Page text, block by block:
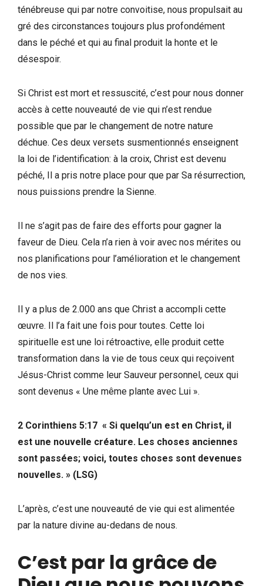
ténébreuse qui par notre convoitise, nous propulsait au
gré des circonstances toujours plus profondément
dans le péché et qui au final produit la honte et le
désespoir.
Si Christ est mort et ressuscité, c’est pour nous donner
accès à cette nouveauté de vie qui n’est rendue
possible que par le changement de notre nature
déchue. Ces deux versets susmentionnés enseignent
la loi de l’identification: à la croix, Christ est devenu
péché, Il a pris notre place pour que par Sa résurrection,
nous puissions prendre la Sienne.
Il ne s’agit pas de faire des efforts pour gagner la
faveur de Dieu. Cela n’a rien à voir avec nos mérites ou
nos planifications pour l’amélioration et le changement
de nos vies.
Il y a plus de 2.000 ans que Christ a accompli cette
œuvre. Il l’a fait une fois pour toutes. Cette loi
spirituelle est une loi rétroactive, elle produit cette
transformation dans la vie de tous ceux qui reçoivent
Jésus-Christ comme leur Sauveur personnel, ceux qui
sont devenus « Une même plante avec Lui ».
2 Corinthiens 5:17 « Si quelqu’un est en Christ, il
est une nouvelle créature. Les choses anciennes
sont passées; voici, toutes choses sont devenues
nouvelles. » (LSG)
L’après, c’est une nouveauté de vie qui est alimentée
par la nature divine au-dedans de nous.
C’est par la grâce de